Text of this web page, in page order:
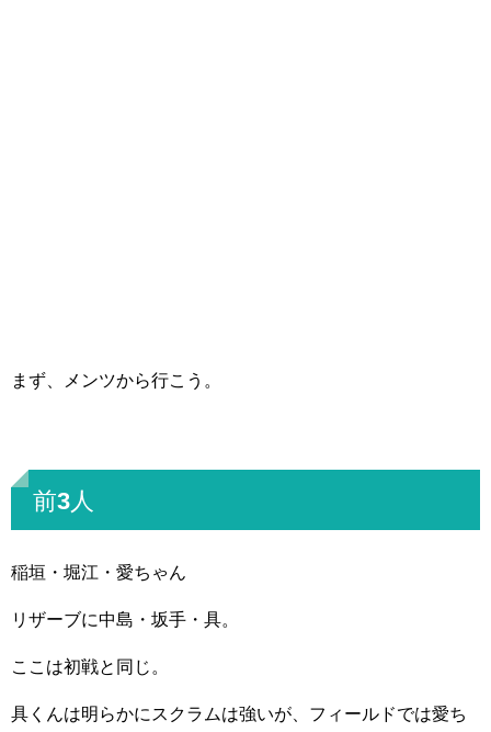
まず、メンツから行こう。
前3人
稲垣・堀江・愛ちゃん
リザーブに中島・坂手・具。
ここは初戦と同じ。
具くんは明らかにスクラムは強いが、フィールドでは愛ち